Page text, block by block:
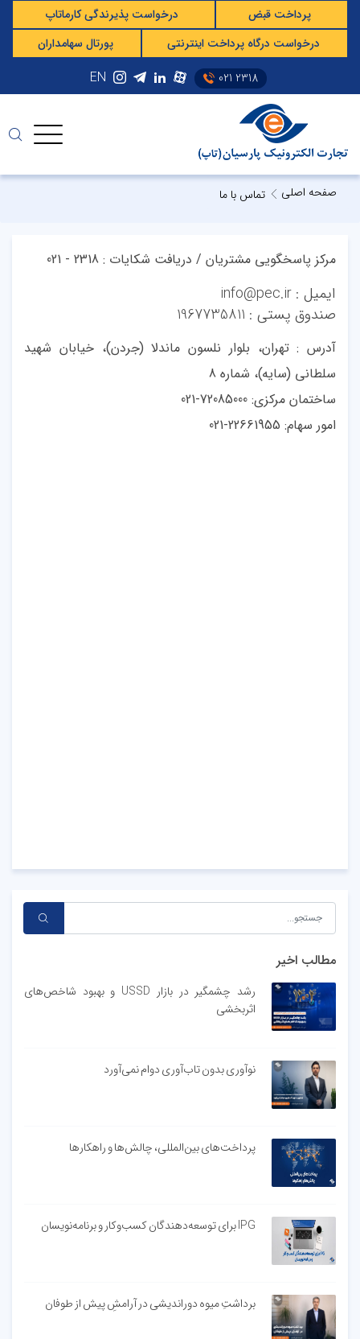
پرداخت قبض
درخواست پذیرندگی کارماتاپ
درخواست درگاه پرداخت اینترنتی
پورتال سهامداران
EN 021 2318
صفحه اصلی تماس با ما
مرکز پاسخگویی مشتریان / دریافت شکایات : 2318 - 021
ایمیل : info@pec.ir
صندوق پستی : 1967735811
آدرس : تهران، بلوار نلسون ماندلا (جردن)، خیابان شهید
سلطانی (سایه)، شماره 8
ساختمان مرکزی: 72085000-021
امور سهام: 22661955-021
مطالب اخیر
رشد چشمگیر در بازار USSD و بهبود شاخص‌های
اثربخشی
نوآوری بدون تاب‌آوری دوام نمی‌آورد
پرداخت‌های بین‌المللی، چالش‌ها و راهکارها
IPG برای توسعه‌دهندگان کسب‌وکار و برنامه‌نویسان
برداشتِ میوه دوراندیشی در آرامشِ پیش از طوفان